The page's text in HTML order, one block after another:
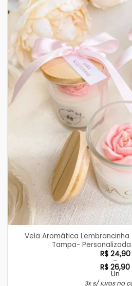
Vela Aromática
Tampa-
R$24,90
–
R$ 26,90
Faixa
Un
3x s/ juros no